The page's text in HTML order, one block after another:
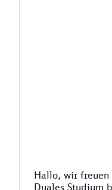
Hallo, wir freuen
Duales Studium